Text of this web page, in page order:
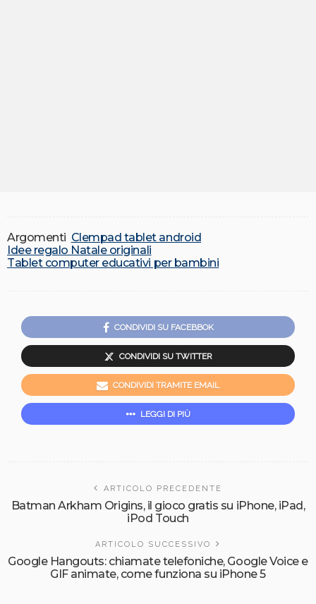
Argomenti Clempad tablet android
Idee regalo Natale originali
Tablet computer educativi per bambini
CONDIVIDI SU FACEBBOK
CONDIVIDI SU TWITTER
CONDIVIDI TRAMITE EMAIL
LEGGI DI PIÙ
ARTICOLO PRECEDENTE
Batman Arkham Origins, il gioco gratis su iPhone, iPad,
iPod Touch
ARTICOLO SUCCESSIVO
Google Hangouts: chiamate telefoniche, Google Voice e
GIF animate, come funziona su iPhone 5